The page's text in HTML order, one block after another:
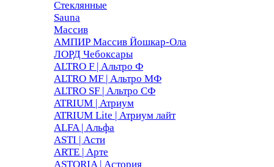
Стеклянные
Sauna
Массив
АМПИР Массив Йошкар-Ола
ЛОРД Чебоксары
ALTRO F | Альтро Ф
ALTRO MF | Альтро МФ
ALTRO SF | Альтро СФ
ATRIUM | Атриум
ATRIUM Lite | Атриум лайт
ALFA | Альфа
ASTI | Асти
ARTE | Арте
ASTORIA | Астория